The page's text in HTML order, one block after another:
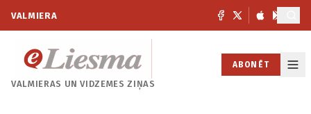
VALMIERA
VALMIERAS UNVIDZEMES ZIŅAS
ABONĒT